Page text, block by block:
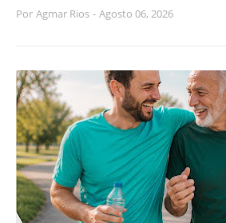
Por Agmar Rios - Agosto 06, 2026